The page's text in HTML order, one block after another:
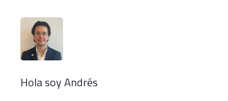
Hola soy Andrés